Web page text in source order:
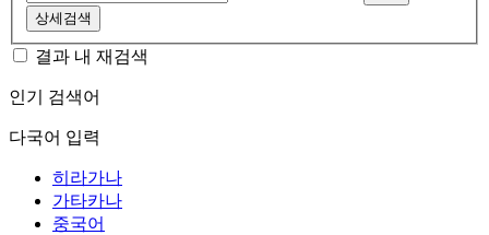
상세검색
결과 내 재검색
인기 검색어
다국어 입력
히라가나
가타카나
중국어